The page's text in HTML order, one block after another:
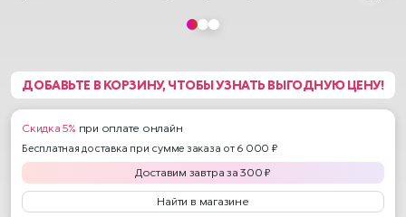
ДОБАВЬТЕ В КОРЗИНУ, ЧТОБЫ УЗНАТЬ ВЫГОДНУЮ ЦЕНУ!
Скидка 5% при оплате онлайн
Бесплатная доставка при сумме заказа от 6 000 ₽
Доставим завтра за300 ₽
Найти в магазине